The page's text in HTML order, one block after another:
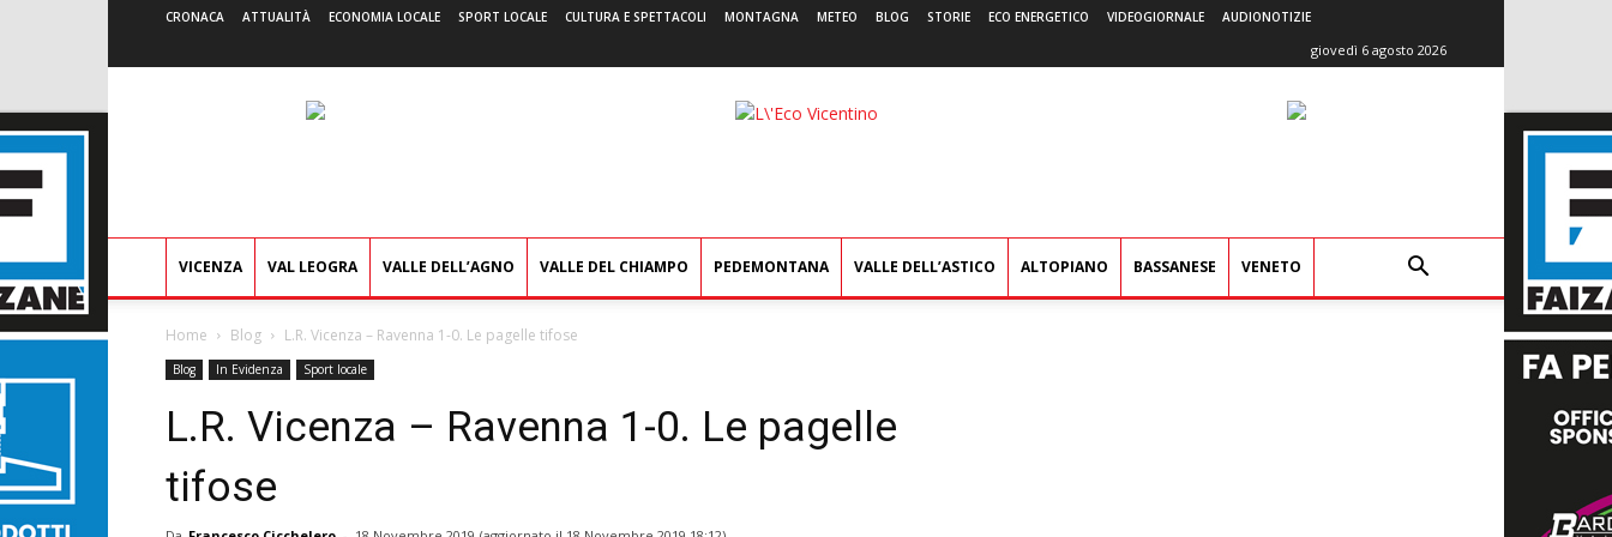
CRONACA ATTUALITÀ ECONOMIA LOCALE SPORT LOCALE CULTURA E SPETTACOLI MONTAGNA METEO BLOG STORIE ECO ENERGETICO VIDEOGIORNALE AUDIONOTIZIE
giovedì 6 agosto 2026
L'Eco
VICENZA VAL LEOGRA VALLE DELL’AGNO VALLE DEL CHIAMPO PEDEMONTANA VALLE DELL’ASTICO ALTOPIANO BASSANESE VENETO
Home Blog L.R. Vicenza – Ravenna 1-0. Le pagelle tifose
Blog In Evidenza Sport locale
L.R. Vicenza – Ravenna 1-0. Le pagelle
tifose